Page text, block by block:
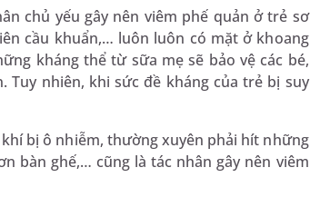
chủ yếu gây nên viêm phế quản ở trẻ sơ
cầu khuẩn,… luôn luôn có mặt ở khoang
kháng thể từ sữa mẹ sẽ bảo vệ các bé,
Tuy nhiên, khi sức đề kháng của trẻ bị suy
bị ô nhiễm, thường xuyên phải hít những
bàn ghế,… cũng là tác nhân gây nên viêm